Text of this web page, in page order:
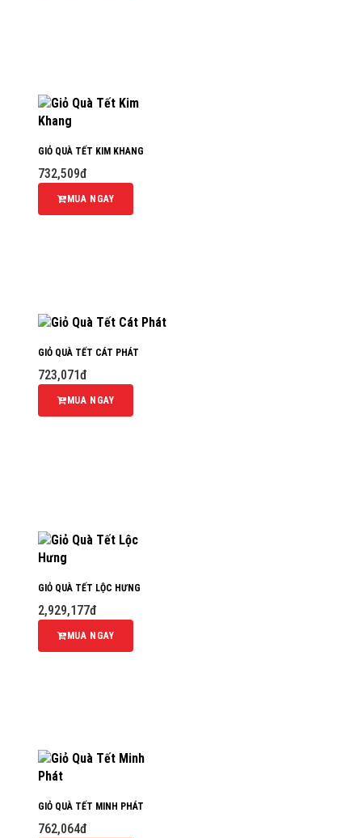
GIỎ QUÀ TẾT KIM KHANG
732,509đ
MUA NGAY
GIỎ QUÀ TẾT CÁT PHÁT
723,071đ
MUA NGAY
GIỎ QUÀ TẾT LỘC HƯNG
2,929,177đ
MUA NGAY
GIỎ QUÀ TẾT MINH PHÁT
762,064đ